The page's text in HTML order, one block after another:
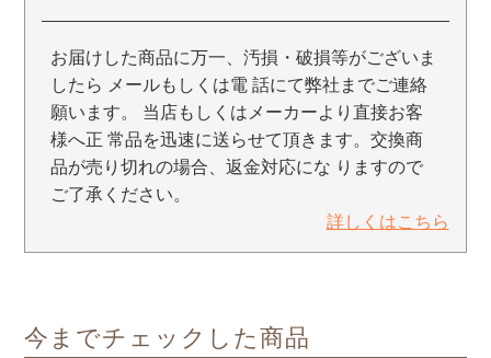
お届けした商品に万一、汚損・破損等がございま
したら メールもしくは電 話にて弊社までご連絡
願います。 当店もしくはメーカーより直接お客
様へ正 常品を迅速に送らせて頂きます。交換商
品が売り切れの場合、返金対応にな りますので
ご了承ください。
詳しくはこちら
今までチェックした商品